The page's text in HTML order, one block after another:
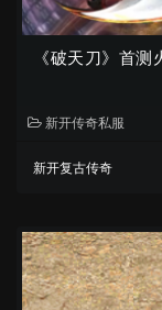
《破天刀》首
新开传奇私服
新开复古传奇